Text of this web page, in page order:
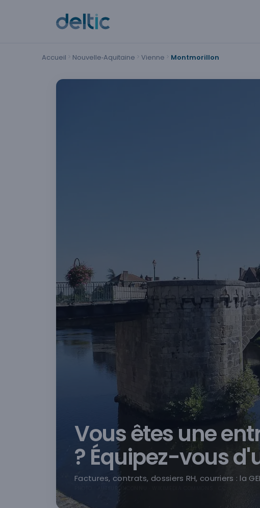
Accueil Nouvelle‑Aquitaine Vienne Montmorillon
Vous êtes une
? Équipez-vous
Factures, contrats, dossiers RH, courriers : la
PHOTO : AUTEUR INCONNU · WIKIMEDIA COMMONS · CC